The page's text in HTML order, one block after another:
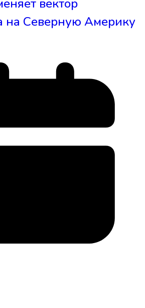
вектор
на Северную Америку